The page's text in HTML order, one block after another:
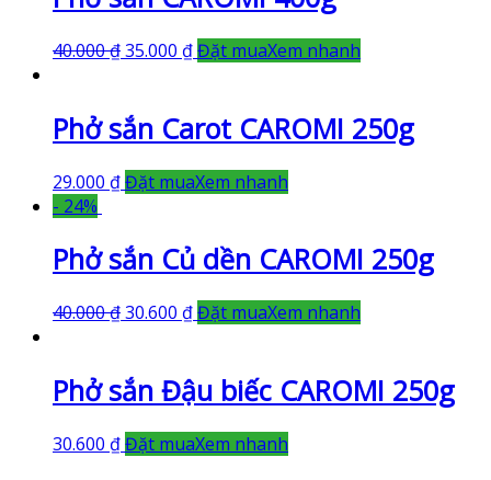
40.000₫35.000 ₫Đặt muaXem nhanh
Phở sắn Carot CAROMI 250g
29.000 ₫Đặt muaXem nhanh
- 24%
Phở sắn Củ dền CAROMI 250g
40.000₫30.600 ₫Đặt muaXem nhanh
Phở sắn Đậu biếc CAROMI 250g
30.600 ₫Đặt muaXem nhanh